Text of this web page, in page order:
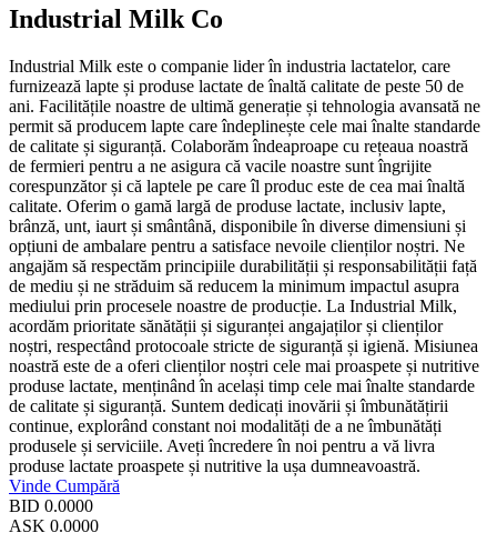
Industrial Milk Co
Industrial Milk este o companie lider în industria lactatelor, care
furnizează lapte și produse lactate de înaltă calitate de peste 50 de
ani. Facilitățile noastre de ultimă generație și tehnologia avansată ne
permit să producem lapte care îndeplinește cele mai înalte standarde
de calitate și siguranță. Colaborăm îndeaproape cu rețeaua noastră
de fermieri pentru a ne asigura că vacile noastre sunt îngrijite
corespunzător și că laptele pe care îl produc este de cea mai înaltă
calitate. Oferim o gamă largă de produse lactate, inclusiv lapte,
brânză, unt, iaurt și smântână, disponibile în diverse dimensiuni și
opțiuni de ambalare pentru a satisface nevoile clienților noștri. Ne
angajăm să respectăm principiile durabilității și responsabilității față
de mediu și ne străduim să reducem la minimum impactul asupra
mediului prin procesele noastre de producție. La Industrial Milk,
acordăm prioritate sănătății și siguranței angajaților și clienților
noștri, respectând protocoale stricte de siguranță și igienă. Misiunea
noastră este de a oferi clienților noștri cele mai proaspete și nutritive
produse lactate, menținând în același timp cele mai înalte standarde
de calitate și siguranță. Suntem dedicați inovării și îmbunătățirii
continue, explorând constant noi modalități de a ne îmbunătăți
produsele și serviciile. Aveți încredere în noi pentru a vă livra
produse lactate proaspete și nutritive la ușa dumneavoastră.
Vinde Cumpără
BID 0.0000
ASK 0.0000